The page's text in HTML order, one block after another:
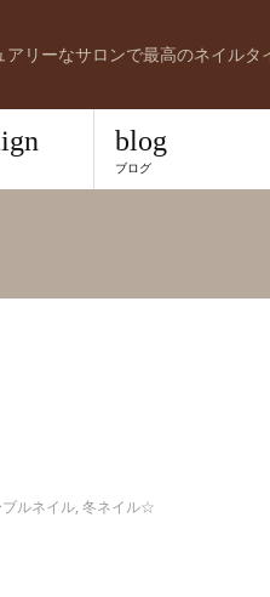
リーなサロンで最高のネイルタ
blog
ブログ
ルネイル, 冬ネイル☆